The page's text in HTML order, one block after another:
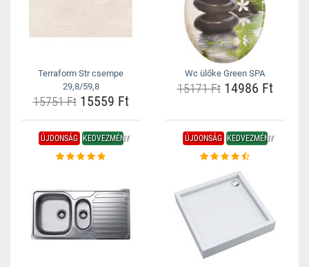
Terraform Str csempe
29,8/59,8
15751 Ft15559 Ft
Wc ülőke Green SPA
15171 Ft14986 Ft
ÚJDONSÁG KEDVEZMÉNY ÚJDONSÁG KEDVEZMÉNY